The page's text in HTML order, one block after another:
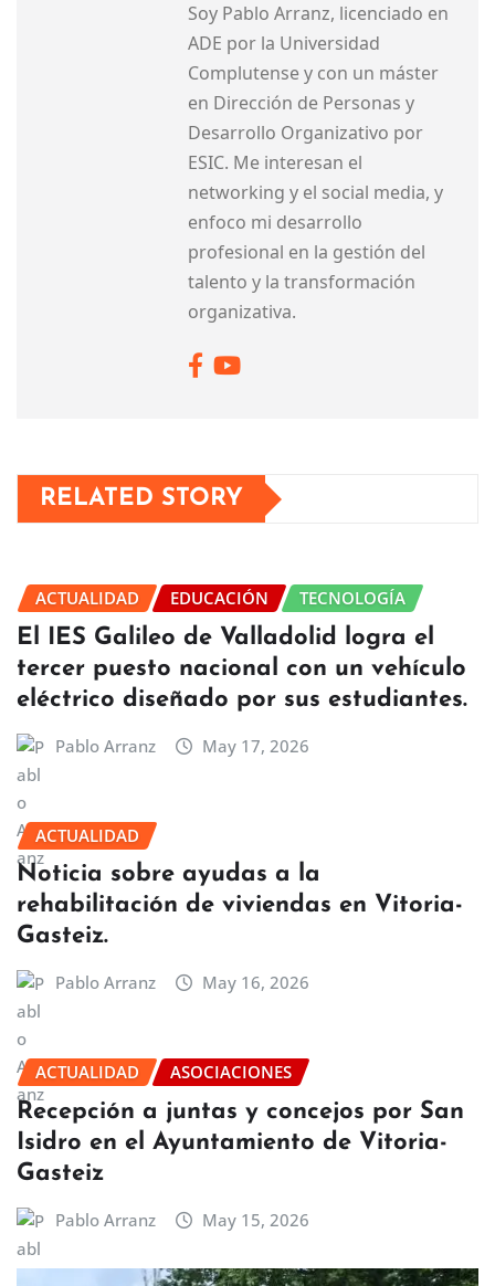
Soy Pablo Arranz, licenciado en
ADE por la Universidad
Complutense y con un máster
en Dirección de Personas y
Desarrollo Organizativo por
ESIC. Me interesan el
networking y el social media, y
enfoco mi desarrollo
profesional en la gestión del
talento y la transformación
organizativa.
RELATED STORY
ACTUALIDAD EDUCACIÓN TECNOLOGÍA
El IES Galileo de Valladolid logra el
tercer puesto nacional con un vehículo
eléctrico diseñado por sus estudiantes.
Pablo Arranz May 17, 2026
ACTUALIDAD
Noticia sobre ayudas a la
rehabilitación de viviendas en Vitoria-
Gasteiz.
Pablo Arranz May 16, 2026
ACTUALIDAD ASOCIACIONES
Recepción a juntas y concejos por San
Isidro en el Ayuntamiento de Vitoria-
Gasteiz
Pablo Arranz May 15, 2026